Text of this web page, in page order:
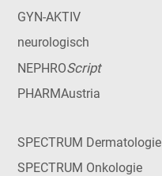
GYN-AKTIV
neurologisch
NEPHROScript
PHARMAustria
SPECTRUM Dermatologie
SPECTRUM Onkologie